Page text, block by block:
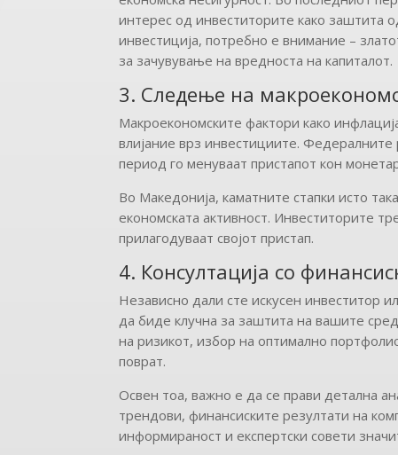
интерес од инвеститорите како заштита
инвестиција, потребно е внимание –
за зачувување на вредноста на капиталот.
3. Следење на
Макроекономските фактори како
влијание врз инвестициите.
период го менуваат пристапот кон
Во Македонија, каматните стапки исто
економската активност. Инвеститорите
прилагодуваат својот пристап.
4. Консултација со
Независно дали сте искусен инвеститор
да биде клучна за заштита на вашите
на ризикот, избор на оптимално
поврат.
Освен тоа, важно е да се прави детална
трендови, финансиските резултати на
информираност и експертски совети